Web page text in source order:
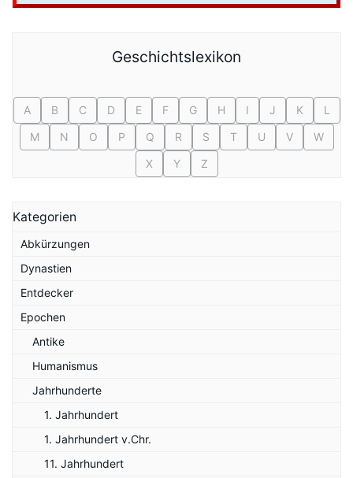
Geschichtslexikon
A B C D E F G H I J K
L
M
N O P Q R S T U V
W
X
Y Z
Kategorien
Abkürzungen
Dynastien
Entdecker
Epochen
Antike
Humanismus
Jahrhunderte
1. Jahrhundert
1. Jahrhundert v.Chr.
11. Jahrhundert